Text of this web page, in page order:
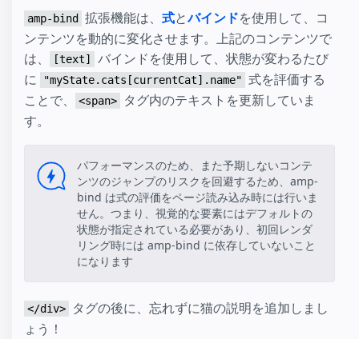
amp-bind 拡張機能は、 式とバインドを使用して、コ
ンテンツを動的に変化させます。上記のコンテンツで
は、
[text]
バインドを使用して、状態が変わるたび
に
"myState.cats[currentCat].name" 式を評価する
ことで、
<span>
タグ内のテキストを更新していま
す。
パフォーマンスのため、また予期しないコンテ
ンツのジャンプのリスクを回避するため、amp-
bind は式の評価をページ読み込み時には行いま
せん。つまり、視覚的な要素にはデフォルトの
状態が指定されている必要があり、初回レンダ
リング時には amp-bind に依存していないこと
になります
</div>
タグの後に、忘れずに猫の説明を追加しまし
ょう！